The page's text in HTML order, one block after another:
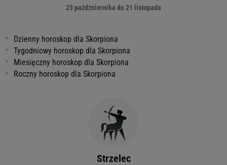
23 paźdzniernika do 21 listopada
Dzienny horoskop dla Skorpiona
Tygodniowy horoskop dla Skorpiona
Miesięczny horoskop dla Skorpiona
Roczny horoskop dla Skorpiona
Strzelec